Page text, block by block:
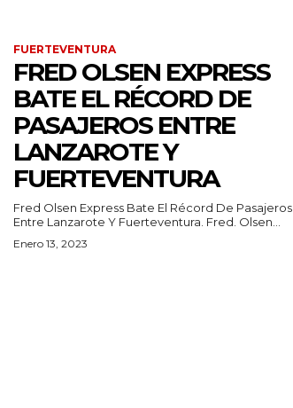
FUERTEVENTURA
FRED OLSEN EXPRESS
BATE EL RÉCORD DE
PASAJEROS ENTRE
LANZAROTE Y
FUERTEVENTURA
Fred Olsen Express Bate El Récord De Pasajeros
Entre Lanzarote Y Fuerteventura. Fred. Olsen...
Enero 13, 2023